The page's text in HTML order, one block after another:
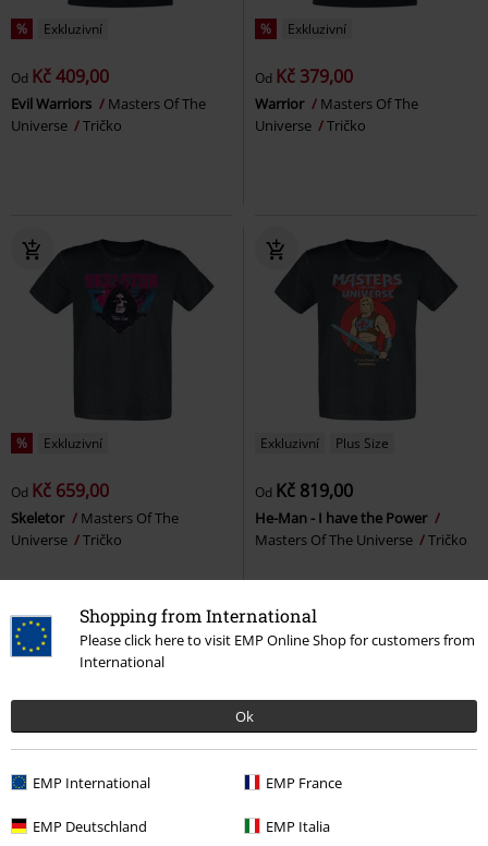
Shopping from International
Please click here to visit EMP Online Shop for customers from
International
Ok
EMP International EMP France
EMP Deutschland EMP Italia
% Exkluzivní
Od Kč 409,00
Evil Warriors
Masters Of The
Universe
Tričko
% Exkluzivní
Od Kč 379,00
Warrior
Masters Of The
Universe
Tričko
% Exkluzivní
Od Kč 659,00
Skeletor
Masters Of The
Universe
Tričko
Exkluzivní Plus Size
Od Kč 819,00
He-Man - I have the Power
Masters Of The Universe
Tričko